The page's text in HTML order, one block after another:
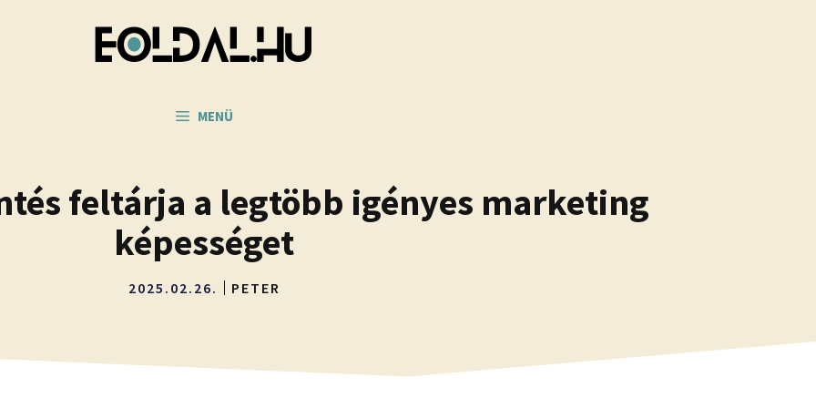
MENÜ
feltárja a legtöbb igényes marketing
képességet
2025.02.26. PETER